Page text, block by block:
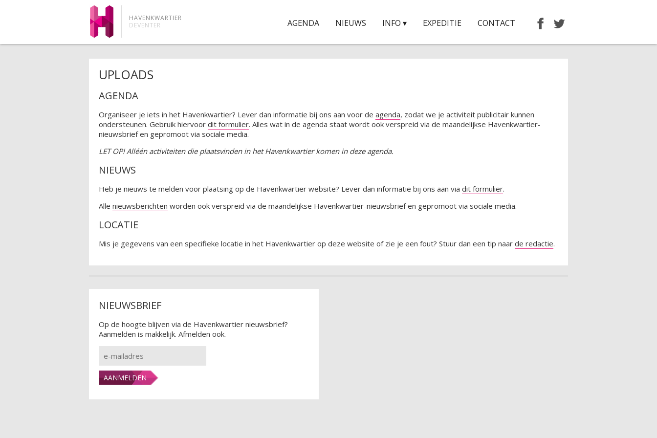
HAVENKWARTIER
DEVENTER
AGENDA NIEUWS INFO ▾ EXPEDITIE CONTACT
UPLOADS
AGENDA
Organiseer je iets in het Havenkwartier? Lever dan informatie bij ons aan voor de agenda, zodat we je activiteit publicitair kunnen
ondersteunen. Gebruik hiervoor dit formulier. Alles wat in de agenda staat wordt ook verspreid via de maandelijkse Havenkwartier-
nieuwsbrief en gepromoot via sociale media.
LET OP! Alléén activiteiten die plaatsvinden in het Havenkwartier komen in deze agenda.
NIEUWS
Heb je nieuws te melden voor plaatsing op de Havenkwartier website? Lever dan informatie bij ons aan via dit formulier.
Alle nieuwsberichten worden ook verspreid via de maandelijkse Havenkwartier-nieuwsbrief en gepromoot via sociale media.
LOCATIE
Mis je gegevens van een specifieke locatie in het Havenkwartier op deze website of zie je een fout? Stuur dan een tip naar de redactie.
NIEUWSBRIEF
Op de hoogte blijven via de Havenkwartier nieuwsbrief?
Aanmelden is makkelijk. Afmelden ook.